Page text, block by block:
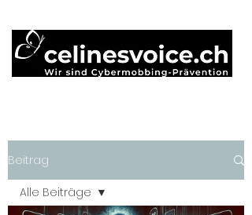
Beitrag
Alle Beiträge